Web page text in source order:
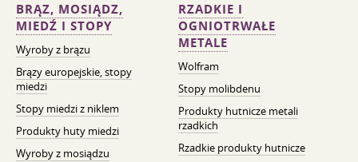
BRĄZ, MOSIĄDZ,
MIEDŹ I STOPY
Wyroby z brązu
Brązy europejskie, stopy
miedzi
Stopy miedzi z niklem
Produkty huty miedzi
Wyroby z mosiądzu
RZADKIE I
OGNIOTRWAŁE
METALE
Wolfram
Stopy molibdenu
Produkty hutnicze metali
rzadkich
Rzadkie produkty hutnicze